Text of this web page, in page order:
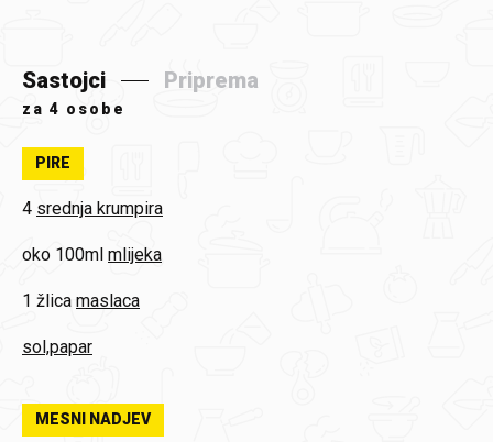
Sastojci Priprema
za 4 osobe
PIRE
4 srednja krumpira
oko 100ml mlijeka
1 žlica maslaca
sol,papar
MESNI NADJEV